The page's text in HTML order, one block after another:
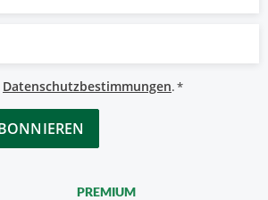
Datenschutzbestimmungen.*
PREMIUM